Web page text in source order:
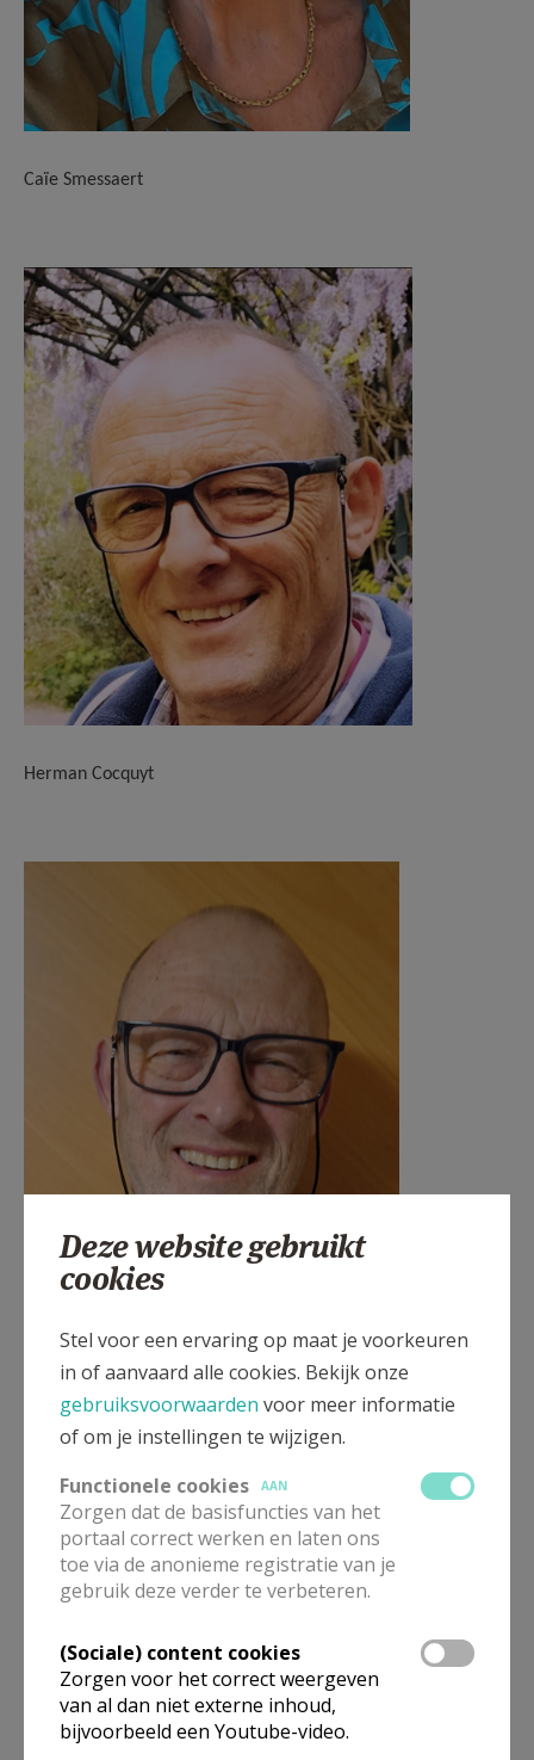
Caïe Smessaert
Herman Cocquyt
Johan Cocquyt
Deze website gebruikt
cookies
Stel voor een ervaring op maat je voorkeuren
in of aanvaard alle cookies. Bekijk onze
gebruiksvoorwaarden voor meer informatie
of om je instellingen te wijzigen.
Functionele cookies
AAN
Zorgen dat de basisfuncties van het
portaal correct werken en laten ons
toe via de anonieme registratie van je
gebruik deze verder te verbeteren.
(Sociale) content cookies
Zorgen voor het correct weergeven
van al dan niet externe inhoud,
bijvoorbeeld een Youtube-video.